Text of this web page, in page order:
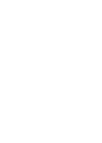
на кнопку